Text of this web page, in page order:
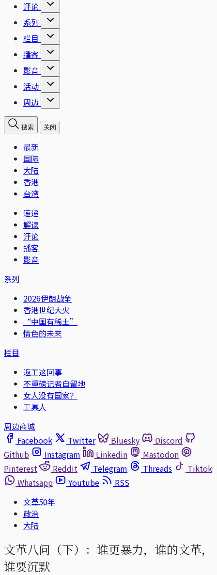
评论
系列
栏目
播客
影音
活动
周边
搜索 关闭
最新
国际
大陆
香港
台湾
速递
解读
评论
播客
影音
系列
2026伊朗战争
香港世纪大火
“中国有稀土”
情色的未来
栏目
返工这回事
不重磅记者自留地
女人没有国家？
工具人
周边商城
Facebook
Twitter Bluesky
Discord
Github
Instagram Linkedin
Mastodon
Pinterest
Reddit Telegram Threads
Tiktok
Whatsapp
Youtube
RSS
文革50年
政治
大陆
文革八问（下）：谁更暴力，谁的文革，
谁要沉默